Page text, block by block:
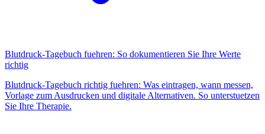
Blutdruck-Tagebuch fuehren: So dokumentieren Sie Ihre Werte
richtig
Blutdruck-Tagebuch richtig fuehren: Was eintragen, wann messen,
Vorlage zum Ausdrucken und digitale Alternativen. So unterstuetzen
Sie Ihre Therapie.